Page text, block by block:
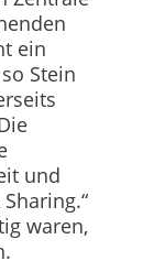
ein
Stein
und
waren,